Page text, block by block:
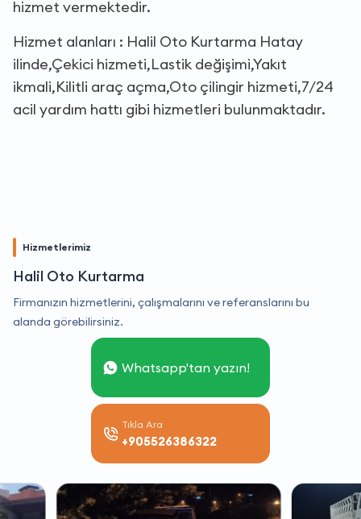
hizmet vermektedir.
Hizmet alanları : Halil Oto Kurtarma Hatay
ilinde,Çekici hizmeti,Lastik değişimi,Yakıt
ikmali,Kilitli araç açma,Oto çilingir hizmeti,7/24
acil yardım hattı gibi hizmetleri bulunmaktadır.
Hizmetlerimiz
Halil Oto Kurtarma
Firmanızın hizmetlerini, çalışmalarını ve referanslarını bu
alanda görebilirsiniz.
Whatsapp'tan yazın!
Tıkla Ara
+905526386322